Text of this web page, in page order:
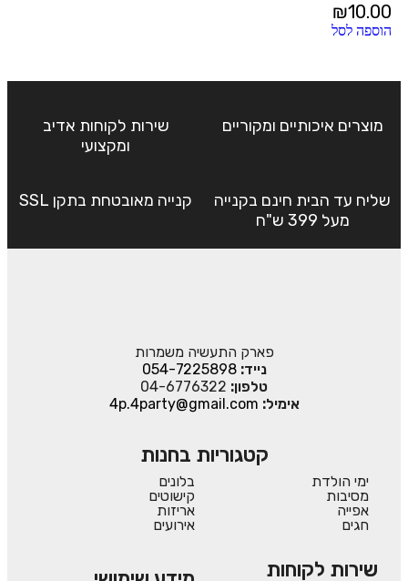
₪10.00
הוספה לסל
מוצרים איכותיים ומקוריים
שירות לקוחות אדיב
ומקצועי
שליח עד הבית חינם בקנייה
מעל 399 ש"ח
קנייה מאובטחת בתקן SSL
פארק התעשיה משמרות
נייד:054-7225898
טלפון: 04-6776322
אימיל: 4p.4party@gmail.com
קטגוריות בחנות
ימי הולדת
מסיבות
אפייה
חגים
בלונים
קישוטים
אריזות
אירועים
שירות לקוחות